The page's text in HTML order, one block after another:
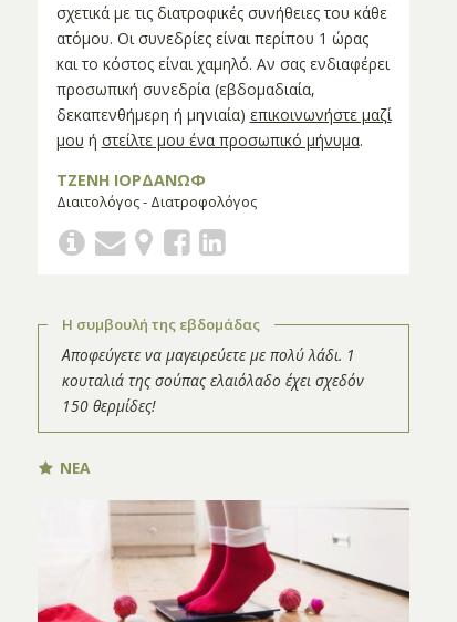
σχετικά με τις διατροφικές συνήθειες του κάθε
ατόμου. Οι συνεδρίες είναι περίπου 1 ώρας
και το κόστος είναι χαμηλό. Αν σας ενδιαφέρει
προσωπική συνεδρία (εβδομαδιαία,
δεκαπενθήμερη ή μηνιαία) επικοινωνήστε μαζί
μου ή στείλτε μου ένα προσωπικό μήνυμα.
ΤΖΕΝΗ ΙΟΡΔΑΝΩΦ
Διαιτολόγος - Διατροφολόγος
Η συμβουλή της εβδομάδας
Αποφεύγετε να μαγειρεύετε με πολύ λάδι. 1
κουταλιά της σούπας ελαιόλαδο έχει σχεδόν
150 θερμίδες!
ΝΕΑ